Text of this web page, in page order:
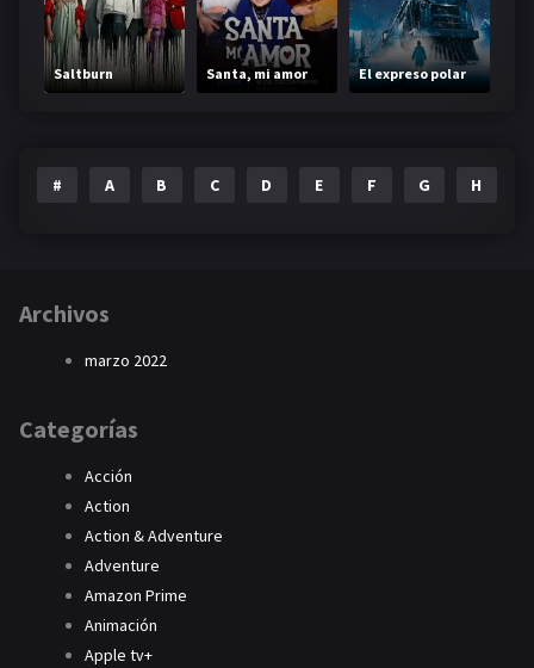
Saltburn Santa, mi amor El expreso polar
# A B C D E F G H
Archivos
marzo 2022
Categorías
Acción
Action
Action & Adventure
Adventure
Amazon Prime
Animación
Apple tv+